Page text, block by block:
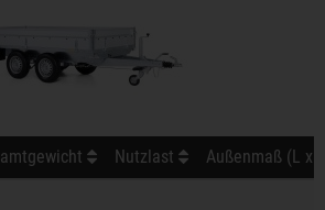
Nutzlast Außenmaß (L x